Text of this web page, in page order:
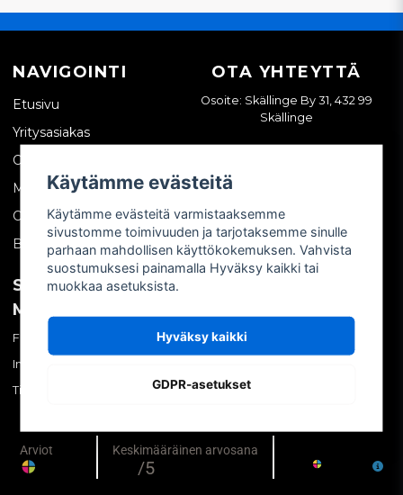
NAVIGOINTI
Etusivu
Yritysasiakas
Ota yhteyttä
Meistä
Ostoehdot
Blogi
OTA YHTEYTTÄ
Osoite: Skällinge By 31, 432 99
Skällinge
SOSIAALINEN
MEDIA
Facebook
Instagram
TikTok
Kirjaudu sisään
Käytämme evästeitä
Käytämme evästeitä varmistaaksemme
sivustomme toimivuuden ja tarjotaksemme sinulle
parhaan mahdollisen käyttökokemuksen. Vahvista
suostumuksesi painamalla Hyväksy kaikki tai
muokkaa asetuksista.
Hyväksy kaikki
GDPR-asetukset